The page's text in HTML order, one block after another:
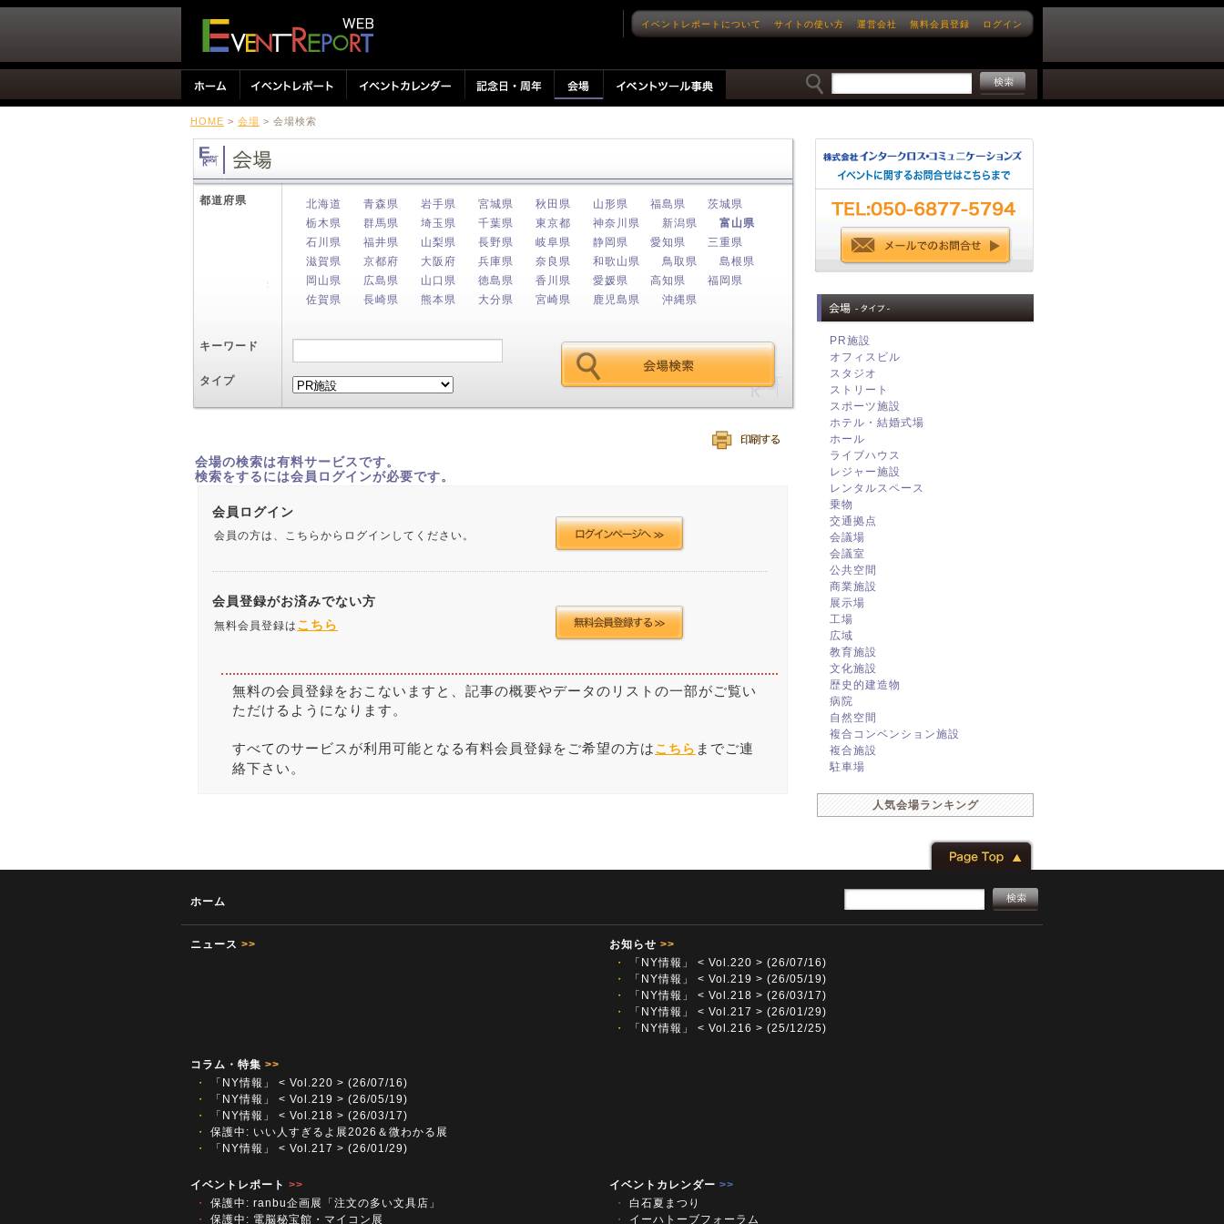
イベントレポートについて サイトの使い方 運営会社 無料会員登録 ログイン
HOME > 会場 > 会場検索
都道府県 北海道 青森県 岩手県 宮城県 秋田県 山形県 福島県
茨城県
栃木県
群馬県 埼玉県 千葉県 東京都 神奈川県 新潟県
富山県
石川県
福井県 山梨県 長野県 岐阜県 静岡県 愛知県
三重県
滋賀県
京都府 大阪府 兵庫県 奈良県 和歌山県 鳥取県
島根県
岡山県
広島県 山口県 徳島県 香川県 愛媛県 高知県
福岡県
佐賀県
長崎県 熊本県 大分県 宮崎県 鹿児島県 沖縄県
キーワード
タイプ
会場の検索は有料サービスです。
検索をするには会員ログインが必要です。
会員ログイン
会員の方は、こちらからログインしてください。
会員登録がお済みでない方
無料会員登録は こちら
無料の会員登録をおこないますと、記事の概要やデータのリストの一部がご覧い
ただけるようになります。
すべてのサービスが利用可能となる有料会員登録をご希望の方はこちら までご連
絡下さい。
PR施設
オフィスビル
スタジオ
ストリート
スポーツ施設
ホテル・結婚式場
ホール
ライブハウス
レジャー施設
レンタルスペース
乗物
交通拠点
会議場
会議室
公共空間
商業施設
展示場
工場
広域
教育施設
文化施設
歴史的建造物
病院
自然空間
複合コンベンション施設
複合施設
駐車場
人気会場ランキング
ホーム
ニュース >> お知らせ >>
・
「NY情報」 < Vol.220 > (26/07/16)
・
「NY情報」 < Vol.219 > (26/05/19)
・
「NY情報」 < Vol.218 > (26/03/17)
・
「NY情報」 < Vol.217 > (26/01/29)
・
「NY情報」 < Vol.216 > (25/12/25)
コラム・特集 >>
・
「NY情報」 < Vol.220 > (26/07/16)
・
「NY情報」 < Vol.219 > (26/05/19)
・
「NY情報」 < Vol.218 > (26/03/17)
・
保護中: いい人すぎるよ展2026＆微わかる展
・
「NY情報」 < Vol.217 > (26/01/29)
イベントレポート >>
・
保護中: ranbu企画展「注文の多い文具店」
・
保護中: 電脳秘宝館・マイコン展
イベントカレンダー >>
・
白石夏まつり
・
イーハトーブフォーラム